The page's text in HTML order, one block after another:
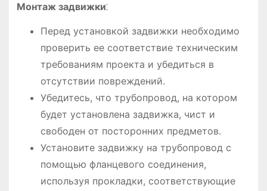
Монтаж задвижки⁚
Перед установкой задвижки необходимо
проверить ее соответствие техническим
требованиям проекта и убедиться в
отсутствии повреждений.
Убедитесь, что трубопровод, на котором
будет установлена задвижка, чист и
свободен от посторонних предметов.
Установите задвижку на трубопровод с
помощью фланцевого соединения,
используя прокладки, соответствующие